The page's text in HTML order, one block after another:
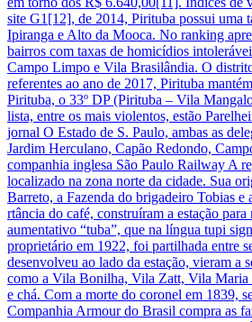
site G1[12], de 2014, Pirituba possui uma
Ipiranga e Alto da Mooca. No ranking
bairros com taxas de homicídios
Campo Limpo e Vila Brasilândia. O
referentes ao ano de 2017, Pirituba
Pirituba, o 33º DP (Pirituba – Vila
lista, entre os mais violentos, estão
jornal O Estado de S. Paulo, ambas as
Jardim Herculano, Capão Redondo,
companhia inglesa São Paulo Railway A
localizado na zona norte da cidade. Sua
Barreto, a Fazenda do brigadeiro Tobias
rtância do café, construíram a estação
aumentativo “tuba”, que na língua tupi
proprietário em 1922, foi partilhada entre
desenvolveu ao lado da estação, vieram a
como a Vila Bonilha, Vila Zatt, Vila Maria
e chá. Com a morte do coronel em 1839,
Companhia Armour do Brasil compra as